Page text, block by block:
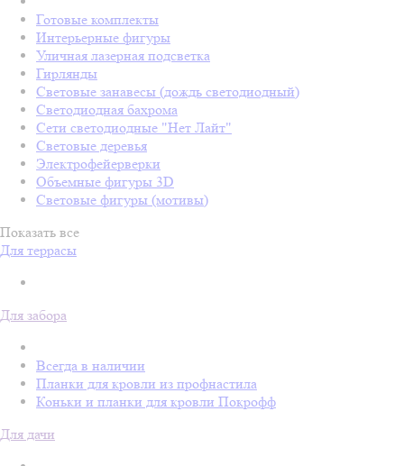
Готовые комплекты
Интерьерные фигуры
Уличная лазерная подсветка
Гирлянды
Световые занавесы (дождь светодиодный)
Светодиодная бахрома
Сети светодиодные "Нет Лайт"
Световые деревья
Электрофейерверки
Объемные фигуры 3D
Световые фигуры (мотивы)
Показать все
Для террасы
Для забора
Всегда в наличии
Планки для кровли из профнастила
Коньки и планки для кровли Покрофф
Для дачи